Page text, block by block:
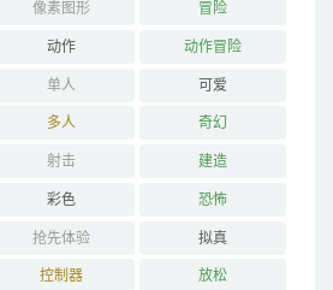
像素图形 冒险
动作 动作冒险
单人 可爱
多人 奇幻
射击 建造
彩色 恐怖
抢先体验 拟真
控制器 放松